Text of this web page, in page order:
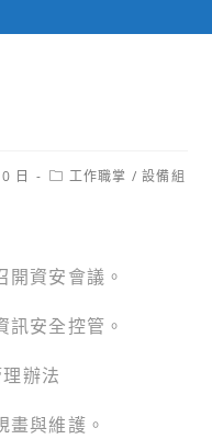
日
Post工作職掌 / 設備組
資安會議。
安全控管。
辦法
與維護。